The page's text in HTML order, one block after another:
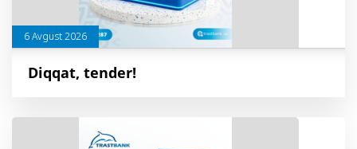
6 Avgust 2026
Diqqat, tender!